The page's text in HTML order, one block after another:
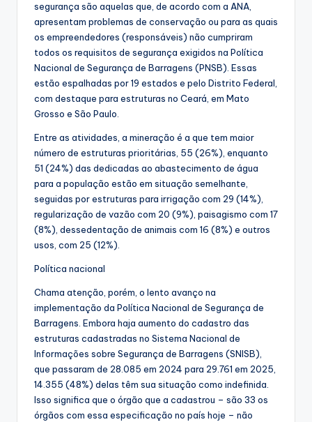
segurança são aquelas que, de acordo com a ANA,
apresentam problemas de conservação ou para as quais
os empreendedores (responsáveis) não cumpriram
todos os requisitos de segurança exigidos na Política
Nacional de Segurança de Barragens (PNSB). Essas
estão espalhadas por 19 estados e pelo Distrito Federal,
com destaque para estruturas no Ceará, em Mato
Grosso e São Paulo.
Entre as atividades, a mineração é a que tem maior
número de estruturas prioritárias, 55 (26%), enquanto
51 (24%) das dedicadas ao abastecimento de água
para a população estão em situação semelhante,
seguidas por estruturas para irrigação com 29 (14%),
regularização de vazão com 20 (9%), paisagismo com 17
(8%), dessedentação de animais com 16 (8%) e outros
usos, com 25 (12%).
Política nacional
Chama atenção, porém, o lento avanço na
implementação da Política Nacional de Segurança de
Barragens. Embora haja aumento do cadastro das
estruturas cadastradas no Sistema Nacional de
Informações sobre Segurança de Barragens (SNISB),
que passaram de 28.085 em 2024 para 29.761 em 2025,
14.355 (48%) delas têm sua situação como indefinida.
Isso significa que o órgão que a cadastrou – são 33 os
órgãos com essa especificação no país hoje – não